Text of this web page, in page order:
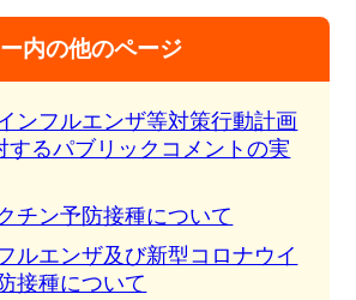
内の他のページ
ンフルエンザ等対策行動計画
するパブリックコメントの実
チン予防接種について
ルエンザ及び新型コロナウイ
接種について